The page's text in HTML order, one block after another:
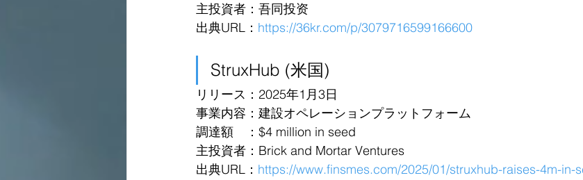
主投資者：吾同投资
出典URL： https://36kr.com/p/3079716599166600
StruxHub (米国)
リリース：2025年1月3日
事業内容：建設オペレーションプラットフォーム
調達額　：$4 million in seed
主投資者：Brick and Mortar Ventures
出典URL： https://www.finsmes.com/2025/01/struxhub-raises-4m-in-